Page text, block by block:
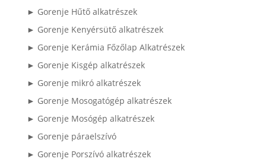
► Gorenje Hűtő alkatrészek
► Gorenje Kenyérsütő alkatrészek
► Gorenje Kerámia Főzőlap Alkatrészek
► Gorenje Kisgép alkatrészek
► Gorenje mikró alkatrészek
► Gorenje Mosogatógép alkatrészek
► Gorenje Mosógép alkatrészek
► Gorenje páraelszívó
► Gorenje Porszívó alkatrészek